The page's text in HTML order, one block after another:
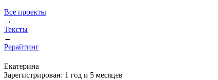
Все проекты
→
Тексты
→
Рерайтинг
Екатерина
Зарегистрирован: 1 год и 5 месяцев